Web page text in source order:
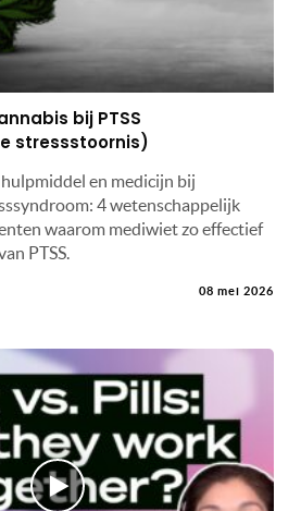
bij PTSS
stressstoornis)
en medicijn bij
4 wetenschappelijk
waarom mediwiet zo effectief
PTSS.
08 mei 2026